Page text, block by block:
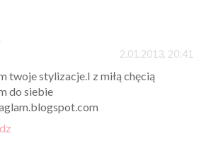
2.01.2013, 20:41
twoje stylizacje.I z miłą chęcią
do siebie